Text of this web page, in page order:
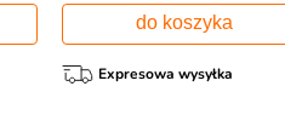
do koszyka
Expresowa wysyłka